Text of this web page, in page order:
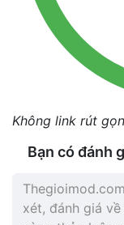
Không link rút
Bạn có đánh